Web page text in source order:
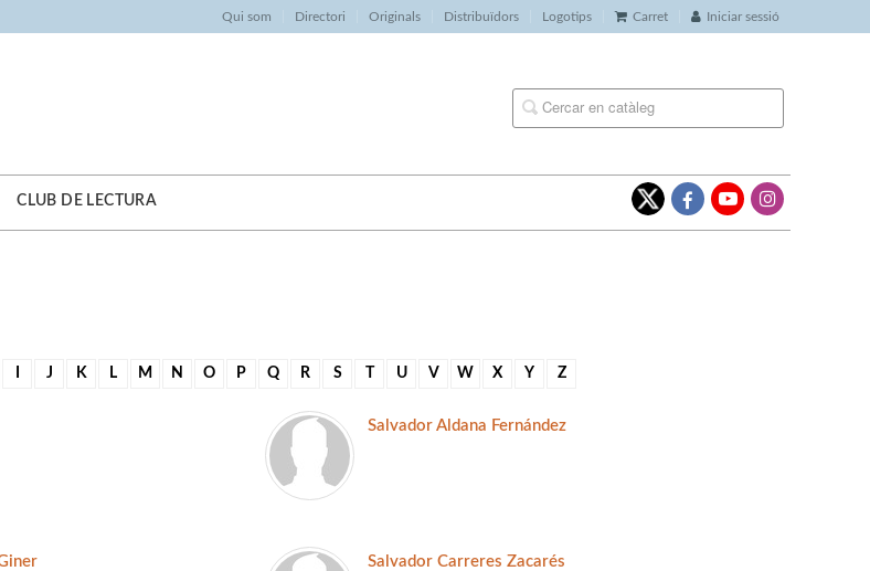
Qui som Directori Originals Distribuïdors Logotips Carret Iniciar sessió
CLUB DE LECTURA
J K L M N O P Q R S U V W X Y Z
Salvador Aldana Fernández
Salvador Carreres Zacarés